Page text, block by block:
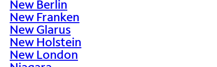
New Berlin
New Franken
New Glarus
New Holstein
New London